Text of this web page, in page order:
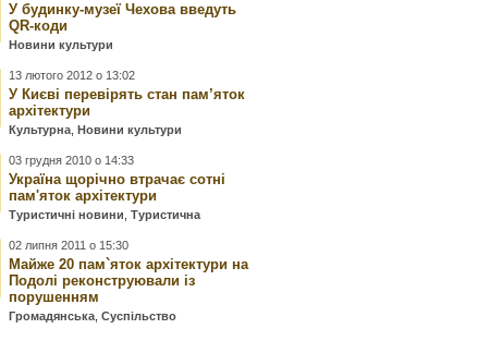
У будинку-музеї Чехова введуть
QR-коди
Новини культури
13 лютого 2012 о 13:02
У Києві перевірять стан пам’яток
архітектури
Культурна ,Новини культури
03 грудня 2010 о 14:33
Україна щорічно втрачає сотні
пам'яток архітектури
Туристичні новини ,Туристична
02 липня 2011 о 15:30
Майже 20 пам`яток архітектури на
Подолі реконструювали із
порушенням
Громадянська ,Суспільство